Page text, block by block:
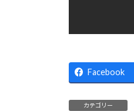
Facebook
カテゴリー